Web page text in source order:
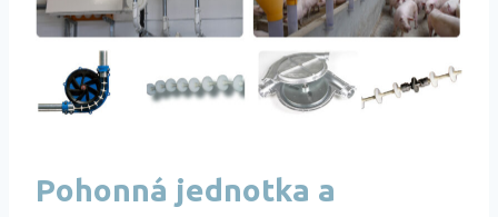
Pohonná jednotka a